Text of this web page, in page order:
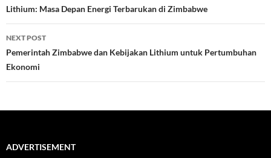
navigation
Lithium: Masa Depan Energi Terbarukan di Zimbabwe
NEXT POST
Pemerintah Zimbabwe dan Kebijakan Lithium untuk Pertumbuhan
Ekonomi
ADVERTISEMENT